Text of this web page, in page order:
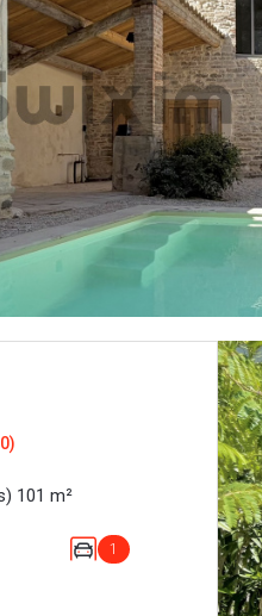
Villa 5 pièce(s) 3 chambre(s) 101 m²
1